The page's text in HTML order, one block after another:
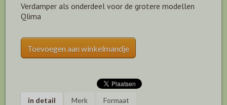
Verdamper als onderdeel voor de grotere modellen
Qlima
Toevoegen aan winkelmandje
in detail Merk
Formaat